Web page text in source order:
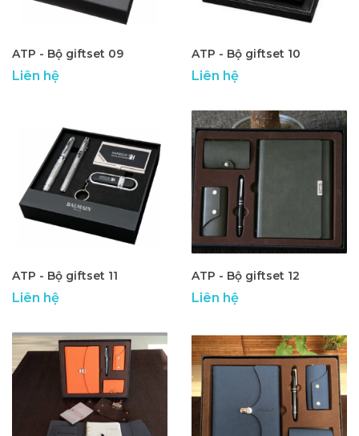
ATP - Bộ giftset 09
Liên hệ
ATP - Bộ giftset 10
Liên hệ
ATP - Bộ giftset 11
Liên hệ
ATP - Bộ giftset 12
Liên hệ